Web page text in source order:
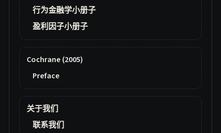
行为金融学小册子
盈利因子小册子
Cochrane (2005)
Preface
关于我们
联系我们